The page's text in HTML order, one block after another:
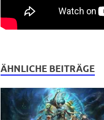
ÄHNLICHE BEITRÄGE